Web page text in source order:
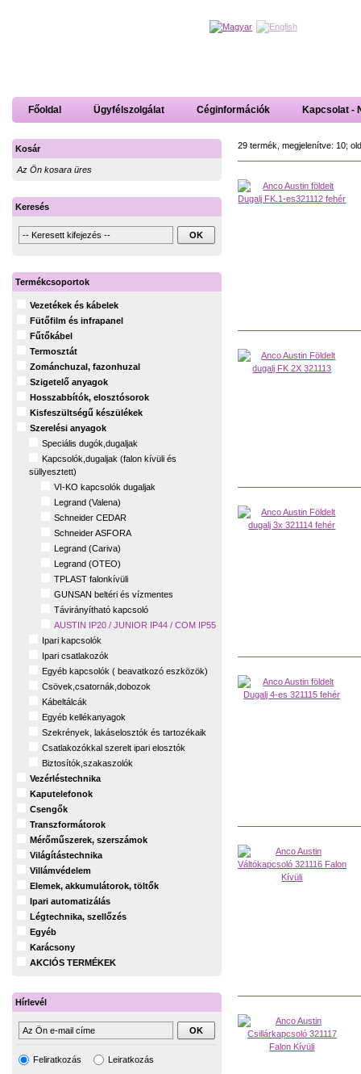
Főoldal Ügyfélszolgálat Céginformációk Kapcsolat -
29 termék, megjelenítve: 10;
Kosár
Az Ön kosara üres
Keresés
Termékcsoportok
Vezetékek és kábelek
Fütőfilm és infrapanel
Fűtőkábel
Termosztát
Zománchuzal, fazonhuzal
Szigetelő anyagok
Hosszabbítók, elosztósorok
Kisfeszültségű készülékek
Szerelési anyagok
Speciális dugók,dugaljak
Kapcsolók,dugaljak (falon kívüli és
süllyesztett)
VI-KO kapcsolók dugaljak
Legrand (Valena)
Schneider CEDAR
Schneider ASFORA
Legrand (Cariva)
Legrand (OTEO)
TPLAST falonkívüli
GUNSAN beltéri és vízmentes
Távirányítható kapcsoló
AUSTIN IP20 / JUNIOR IP44 / COM IP55
Ipari kapcsolók
Ipari csatlakozók
Egyéb kapcsolók ( beavatkozó eszközök)
Csövek,csatornák,dobozok
Kábeltálcák
Egyéb kellékanyagok
Szekrények, lakáselosztók és tartozékaik
Csatlakozókkal szerelt ipari elosztók
Biztosítók,szakaszolók
Vezérléstechnika
Kaputelefonok
Csengők
Transzformátorok
Mérőműszerek, szerszámok
Világítástechnika
Villámvédelem
Elemek, akkumulátorok, töltők
Ipari automatizálás
Légtechnika, szellőzés
Egyéb
Karácsony
AKCIÓS TERMÉKEK
Hírlevél
Feliratkozás Leiratkozás